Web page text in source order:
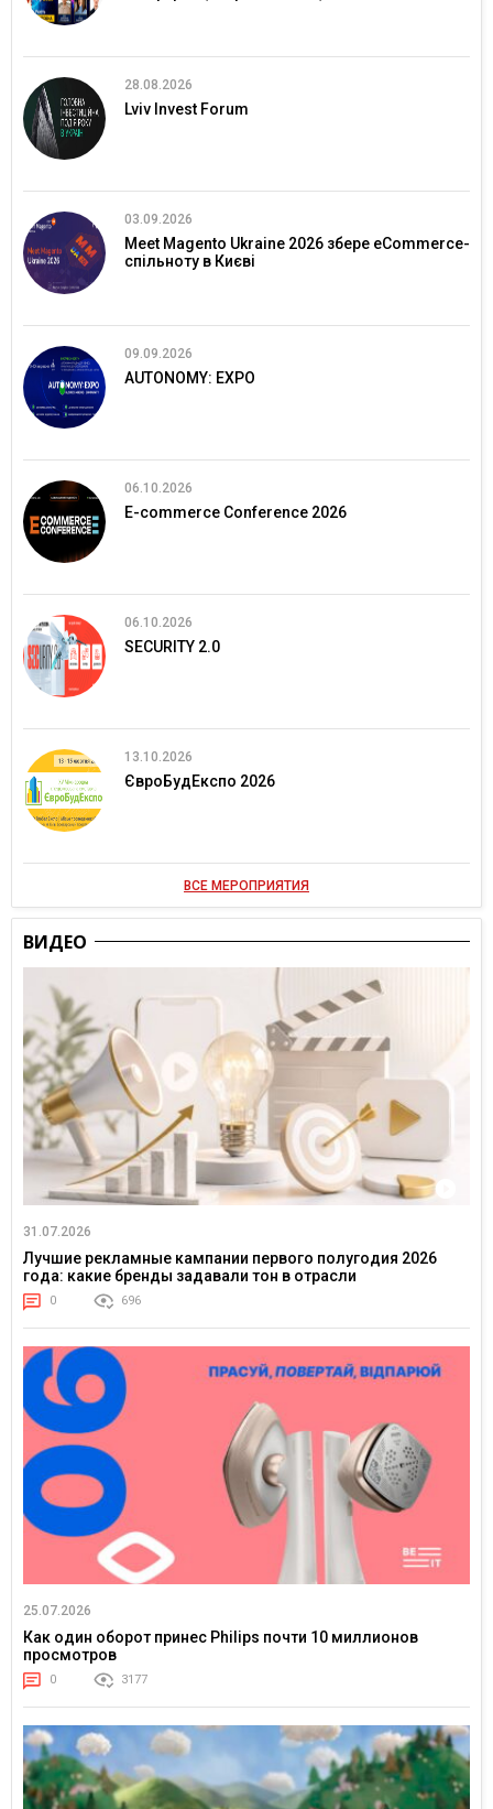
28.08.2026
Lviv Invest Forum
03.09.2026
Meet Magento Ukraine 2026 збере eCommerce-
спільноту в Києві
09.09.2026
AUTONOMY: EXPO
06.10.2026
E-commerce Conference 2026
06.10.2026
SECURITY 2.0
13.10.2026
ЄвроБудЕкспо 2026
ВСЕ МЕРОПРИЯТИЯ
ВИДЕО
31.07.2026
Лучшие рекламные кампании первого полугодия 2026
года: какие бренды задавали тон в отрасли
0 696
25.07.2026
Как один оборот принес Philips почти 10 миллионов
просмотров
0 3177